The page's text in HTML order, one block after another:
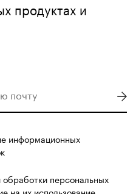
продуктах и
информационных
обработки персональных